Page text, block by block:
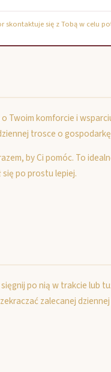
skontaktuje się z Tobą w celu
komforcie i
trosce o
by Ci pomóc. To
po prostu lepiej.
po nią w trakcie lub
zalecanej